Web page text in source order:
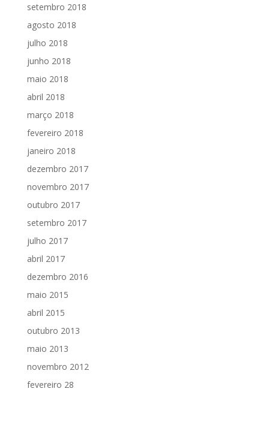
setembro 2018
agosto 2018
julho 2018
junho 2018
maio 2018
abril 2018
março 2018
fevereiro 2018
janeiro 2018
dezembro 2017
novembro 2017
outubro 2017
setembro 2017
julho 2017
abril 2017
dezembro 2016
maio 2015
abril 2015
outubro 2013
maio 2013
novembro 2012
fevereiro 28